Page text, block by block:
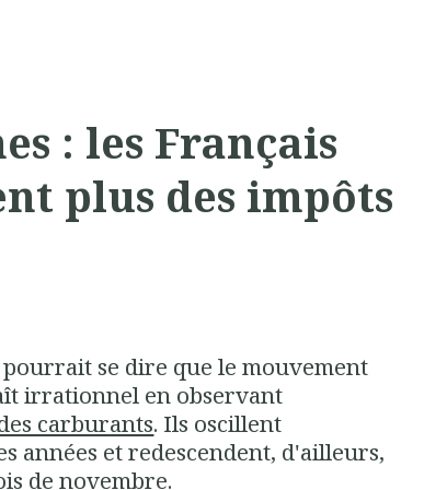
: les Français
plus des impôts
se dire que le mouvement
irrationnel en observant
carburants. Ils oscillent
années et redescendent, d'ailleurs,
de novembre.